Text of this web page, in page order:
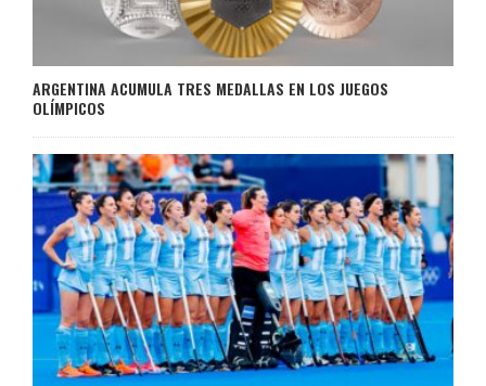
ARGENTINA ACUMULA TRES MEDALLAS EN LOS JUEGOS
OLÍMPICOS